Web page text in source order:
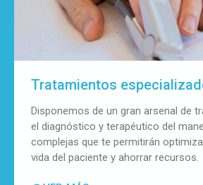
Tratamientos
Disponemos de un gran arsenal de
el diagnóstico y terapéutico del
complejas que te permitirán
vida del paciente y ahorrar recursos.